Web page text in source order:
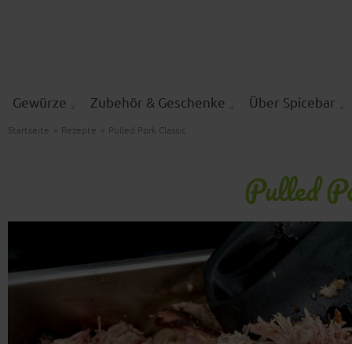
Gewürze Zubehör & Geschenke Über Spicebar
Startseite » Rezepte » Pulled Pork Classic
Pulled